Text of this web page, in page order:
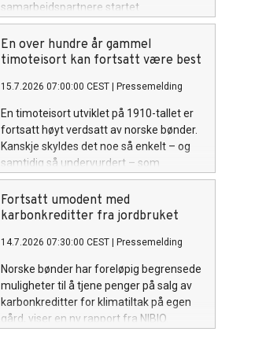
samarbeidspartnere startet
forskningsprosjektet SOLWeeds, som
skal utvikle nye metoder for å bekjempe
ugraset og redusere kostnadene for
En over hundre år gammel
timoteisort kan fortsatt være best
15.7.2026 07:00:00 CEST Pressemelding
En timoteisort utviklet på 1910-tallet er
fortsatt høyt verdsatt av norske bønder.
Kanskje skyldes det noe så enkelt – og
samtidig så undervurdert – som
plantenes erfaring.
Fortsatt umodent med
karbonkreditter fra jordbruket
14.7.2026 07:30:00 CEST Pressemelding
Norske bønder har foreløpig begrensede
muligheter til å tjene penger på salg av
karbonkreditter for klimatiltak på egen
gård, viser en ny rapport fra NIBIO.